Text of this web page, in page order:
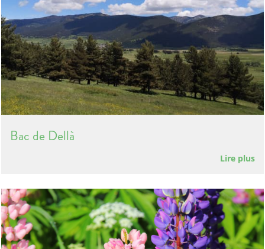
Bac de Dellà
Lire plus